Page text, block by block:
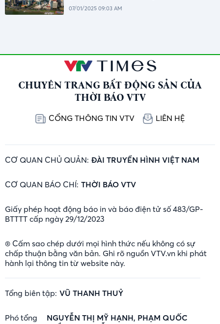
07/01/2025 09:03 AM
CHUYÊN TRANG BẤT ĐỘNG SẢN CỦA
THỜI BÁO VTV
CỔNG THÔNG TIN VTV LIÊN HỆ
CƠ QUAN CHỦ QUẢN: ĐÀI TRUYỀN HÌNH VIỆT NAM
CƠ QUAN BÁO CHÍ: THỜI BÁO VTV
Giấy phép hoạt động báo in và báo điện tử số 483/GP-
BTTTT cấp ngày 29/12/2023
® Cấm sao chép dưới mọi hình thức nếu không có sự
chấp thuận bằng văn bản. Ghi rõ nguồn VTV.vn khi phát
hành lại thông tin từ website này.
Tổng biên tập: VŨ THANH THUỶ
Phó tổng
NGUYỄN THỊ MỸ HẠNH, PHẠM QUỐC